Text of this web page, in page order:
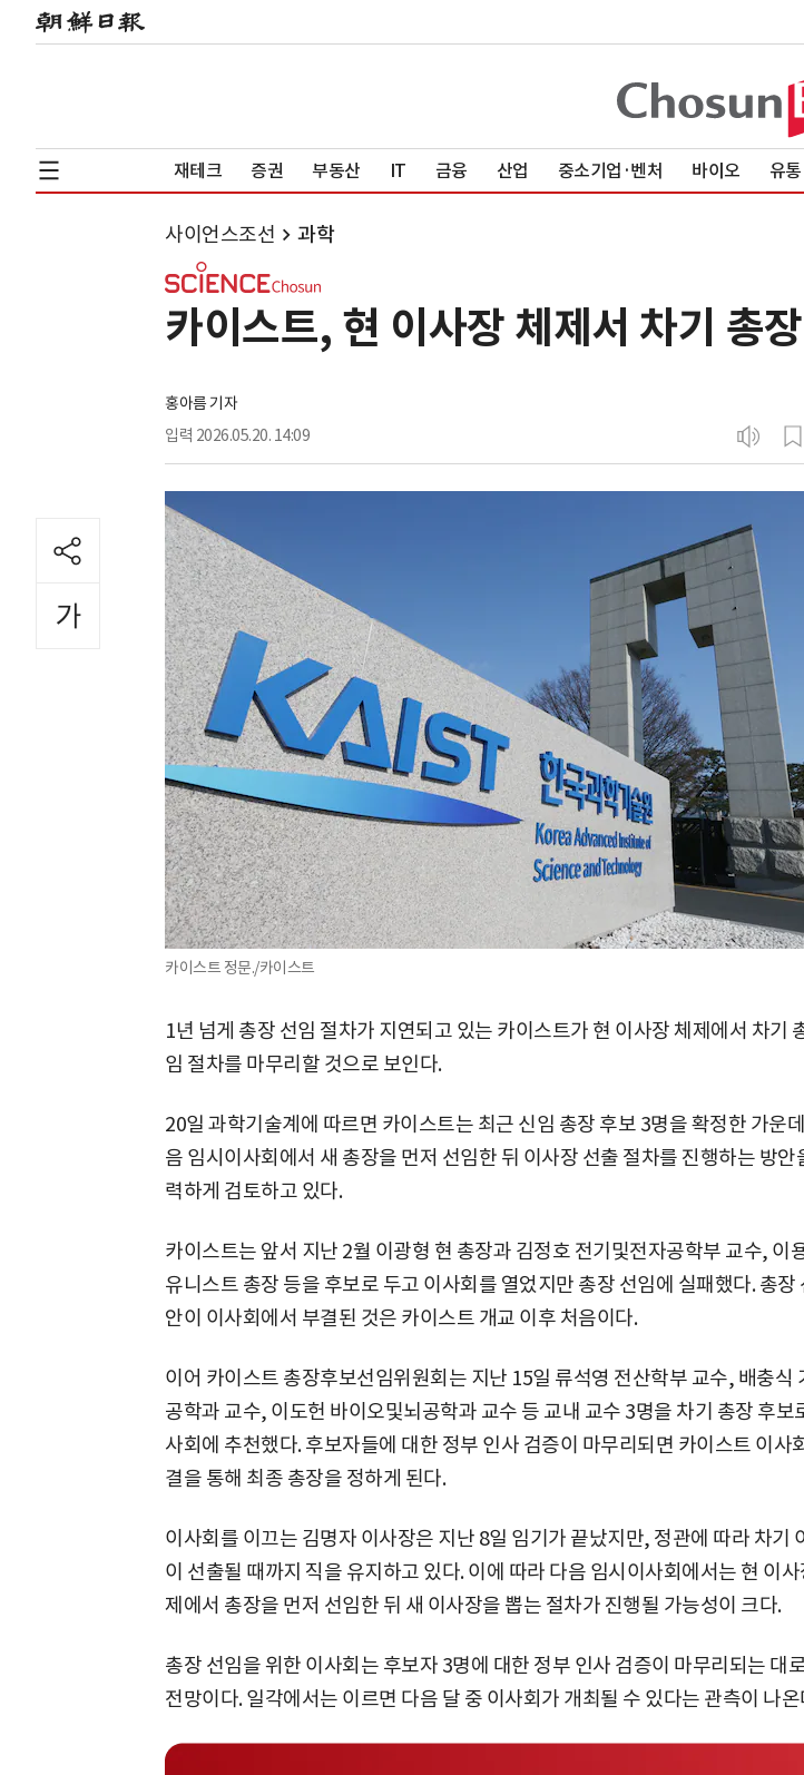
재테크 증권 부동산 IT 금융 산업 중소기업·벤처 바이오 유통
사이언스조선 과학
카이스트, 현 이사장 체제서 차기 총
홍아름 기자
입력 2026.05.20. 14:09
카이스트 정문./카이스트
1년 넘게 총장 선임 절차가 지연되고 있는 카이스트가 현 이사장 체제에서 차기
임 절차를 마무리할 것으로 보인다.
20일 과학기술계에 따르면 카이스트는 최근 신임 총장 후보 3명을 확정한 가운
음 임시이사회에서 새 총장을 먼저 선임한 뒤 이사장 선출 절차를 진행하는 방안
력하게 검토하고 있다.
카이스트는 앞서 지난 2월 이광형 현 총장과 김정호 전기및전자공학부 교수, 이
유니스트 총장 등을 후보로 두고 이사회를 열었지만 총장 선임에 실패했다. 총장
안이 이사회에서 부결된 것은 카이스트 개교 이후 처음이다.
이어 카이스트 총장후보선임위원회는 지난 15일 류석영 전산학부 교수, 배충식
공학과 교수, 이도헌 바이오및뇌공학과 교수 등 교내 교수 3명을 차기 총장 후보
사회에 추천했다. 후보자들에 대한 정부 인사 검증이 마무리되면 카이스트 이사
결을 통해 최종 총장을 정하게 된다.
이사회를 이끄는 김명자 이사장은 지난 8일 임기가 끝났지만, 정관에 따라 차기
이 선출될 때까지 직을 유지하고 있다. 이에 따라 다음 임시이사회에서는 현 이사
제에서 총장을 먼저 선임한 뒤 새 이사장을 뽑는 절차가 진행될 가능성이 크다.
총장 선임을 위한 이사회는 후보자 3명에 대한 정부 인사 검증이 마무리되는 대
전망이다. 일각에서는 이르면 다음 달 중 이사회가 개최될 수 있다는 관측이 나온